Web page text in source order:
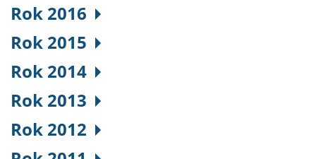
Rok 2016
Rok 2015
Rok 2014
Rok 2013
Rok 2012